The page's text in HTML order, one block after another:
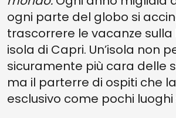
ogni parte del globo si
trascorrere le vacanze
isola di Capri. Un’isola non
sicuramente più cara delle
ma il parterre di ospiti che
esclusivo come pochi